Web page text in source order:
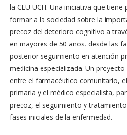
la CEU UCH. Una iniciativa que
formar a la sociedad sobre la
precoz del deterioro cognitivo a
en mayores de 50 años, desde las
posterior seguimiento en atención
medicina especializada. Un
entre el farmacéutico comunitario,
primaria y el médico especialista,
precoz, el seguimiento y
fases iniciales de la enfermedad.